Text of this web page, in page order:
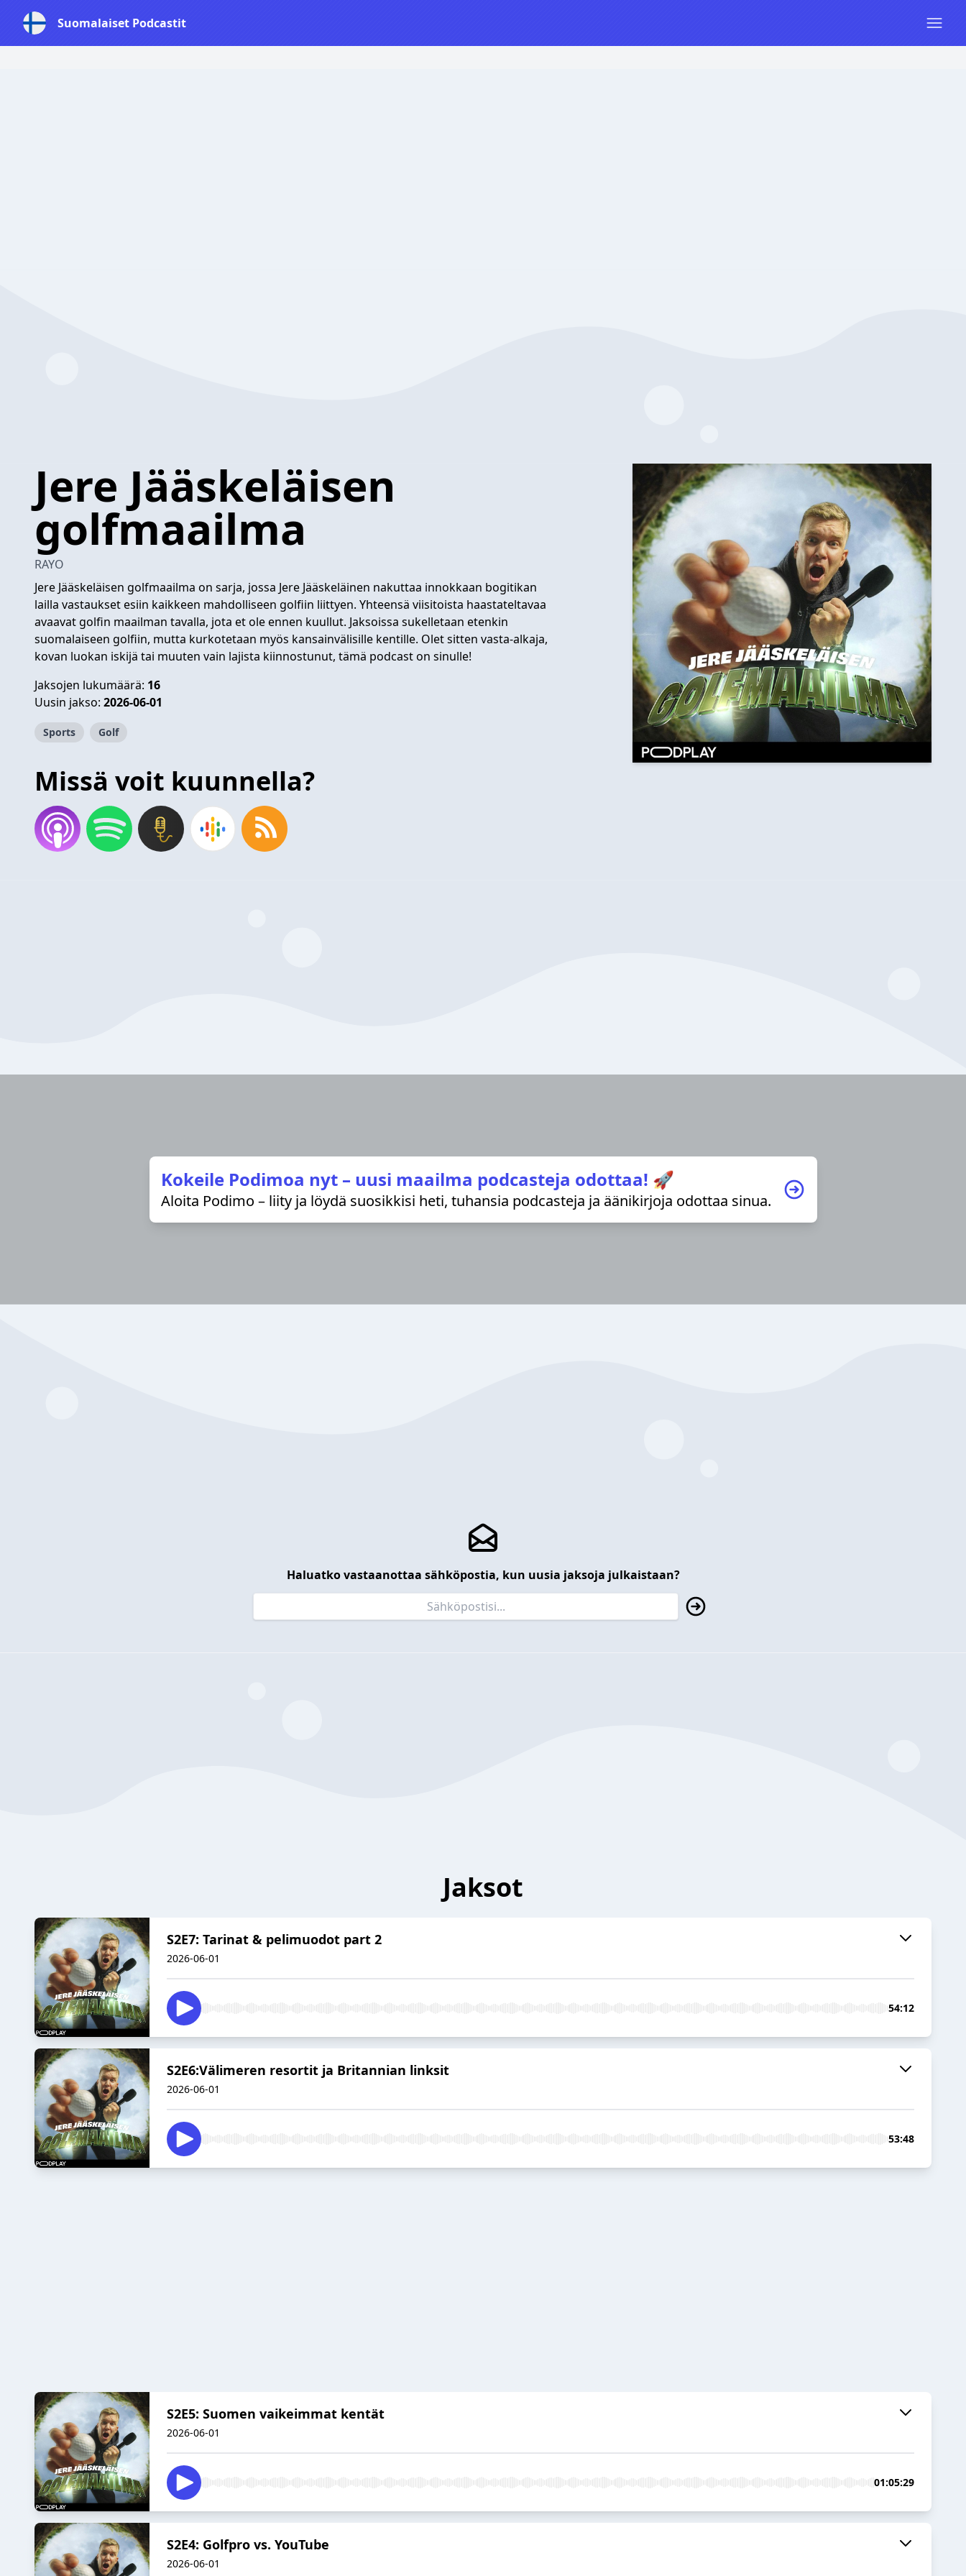
Suomalaiset Podcastit
Jere Jääskeläisen
golfmaailma
RAYO
Jere Jääskeläisen golfmaailma on sarja, jossa Jere Jääskeläinen nakuttaa innokkaan bogitikan
lailla vastaukset esiin kaikkeen mahdolliseen golfiin liittyen. Yhteensä viisitoista haastateltavaa
avaavat golfin maailman tavalla, jota et ole ennen kuullut. Jaksoissa sukelletaan etenkin
suomalaiseen golfiin, mutta kurkotetaan myös kansainvälisille kentille. Olet sitten vasta-alkaja,
kovan luokan iskijä tai muuten vain lajista kiinnostunut, tämä podcast on sinulle!
Jaksojen lukumäärä: 16
Uusin jakso: 2026-06-01
Sports Golf
Missä voit kuunnella?
Kokeile Podimoa nyt – uusi maailma podcasteja odottaa! 🚀
Aloita Podimo – liity ja löydä suosikkisi heti, tuhansia podcasteja ja äänikirjoja odottaa sinua.
Haluatko vastaanottaa sähköpostia, kun uusia jaksoja julkaistaan?
Jaksot
S2E7: Tarinat & pelimuodot part 2
2026-06-01
54:12
S2E6:Välimeren resortit ja Britannian linksit
2026-06-01
53:48
S2E5: Suomen vaikeimmat kentät
2026-06-01
01:05:29
S2E4: Golfpro vs. YouTube
2026-06-01